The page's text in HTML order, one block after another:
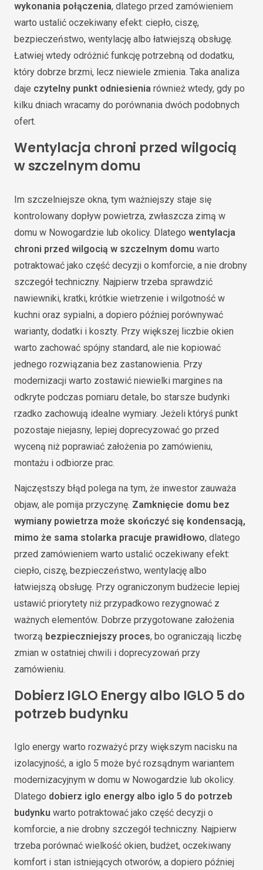
wykonania połączenia, dlatego przed zamówieniem
warto ustalić oczekiwany efekt: ciepło, ciszę,
bezpieczeństwo, wentylację albo łatwiejszą obsługę.
Łatwiej wtedy odróżnić funkcję potrzebną od dodatku,
który dobrze brzmi, lecz niewiele zmienia. Taka analiza
daje czytelny punkt odniesienia również wtedy, gdy po
kilku dniach wracamy do porównania dwóch podobnych
ofert.
Wentylacja chroni przed wilgocią
w szczelnym domu
Im szczelniejsze okna, tym ważniejszy staje się
kontrolowany dopływ powietrza, zwłaszcza zimą w
domu w Nowogardzie lub okolicy. Dlatego wentylacja
chroni przed wilgocią w szczelnym domu warto
potraktować jako część decyzji o komforcie, a nie drobny
szczegół techniczny. Najpierw trzeba sprawdzić
nawiewniki, kratki, krótkie wietrzenie i wilgotność w
kuchni oraz sypialni, a dopiero później porównywać
warianty, dodatki i koszty. Przy większej liczbie okien
warto zachować spójny standard, ale nie kopiować
jednego rozwiązania bez zastanowienia. Przy
modernizacji warto zostawić niewielki margines na
odkryte podczas pomiaru detale, bo starsze budynki
rzadko zachowują idealne wymiary. Jeżeli któryś punkt
pozostaje niejasny, lepiej doprecyzować go przed
wyceną niż poprawiać założenia po zamówieniu,
montażu i odbiorze prac.
Najczęstszy błąd polega na tym, że inwestor zauważa
objaw, ale pomija przyczynę. Zamknięcie domu bez
wymiany powietrza może skończyć się kondensacją,
mimo że sama stolarka pracuje prawidłowo, dlatego
przed zamówieniem warto ustalić oczekiwany efekt:
ciepło, ciszę, bezpieczeństwo, wentylację albo
łatwiejszą obsługę. Przy ograniczonym budżecie lepiej
ustawić priorytety niż przypadkowo rezygnować z
ważnych elementów. Dobrze przygotowane założenia
tworzą bezpieczniejszy proces, bo ograniczają liczbę
zmian w ostatniej chwili i doprecyzowań przy
zamówieniu.
Dobierz IGLO Energy albo IGLO 5 do
potrzeb budynku
Iglo energy warto rozważyć przy większym nacisku na
izolacyjność, a iglo 5 może być rozsądnym wariantem
modernizacyjnym w domu w Nowogardzie lub okolicy.
Dlatego dobierz iglo energy albo iglo 5 do potrzeb
budynku warto potraktować jako część decyzji o
komforcie, a nie drobny szczegół techniczny. Najpierw
trzeba porównać wielkość okien, budżet, oczekiwany
komfort i stan istniejących otworów, a dopiero później